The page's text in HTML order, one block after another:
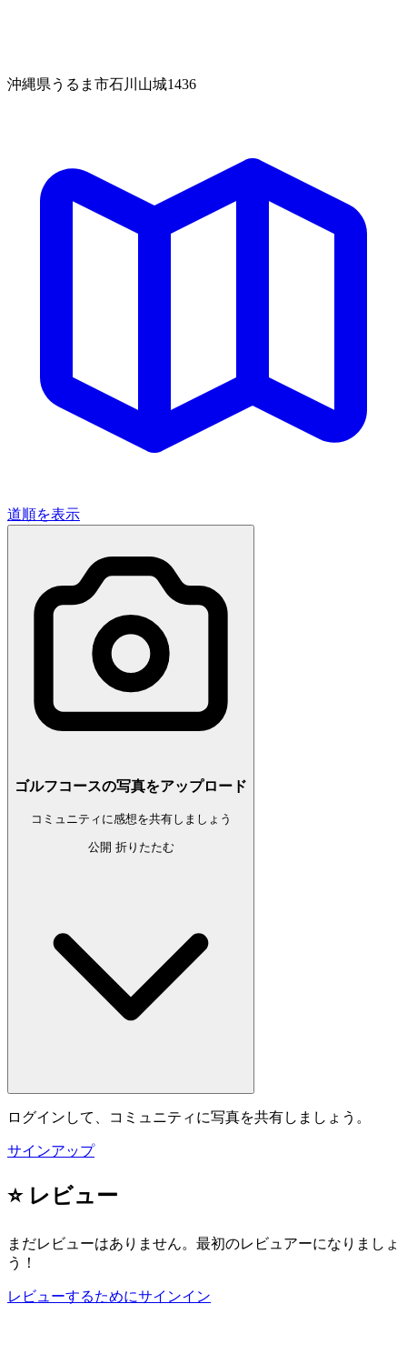
沖縄県うるま市石川山城1436
道順を表示
ゴルフコースの写真をアップロード
コミュニティに感想を共有しましょう
公開 折りたたむ
ログインして、コミュニティに写真を共有しましょう。
サインアップ
⭐ レビュー
まだレビューはありません。最初のレビュアーになりましょ
う！
レビューするためにサインイン